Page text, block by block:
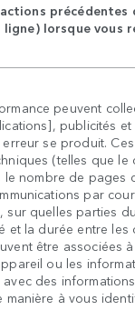
lorsque vous
peuvent
publicités
se produit.
(telles que
le nombre de pages
par
sur quelles parties
et la durée entre les
être associées
ou les
des
manière à vous